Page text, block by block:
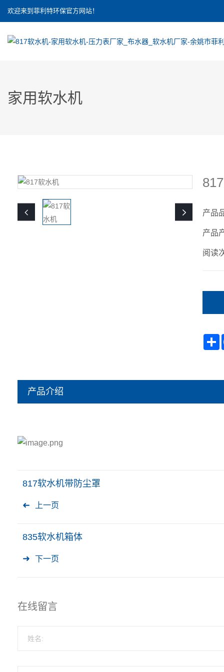
欢迎来到菲利特环保官方网站！
家用软水机
产品
产品
阅读
产品介绍
上一页
817软水机带防尘罩
下一页
835软水机箱体
在线留言